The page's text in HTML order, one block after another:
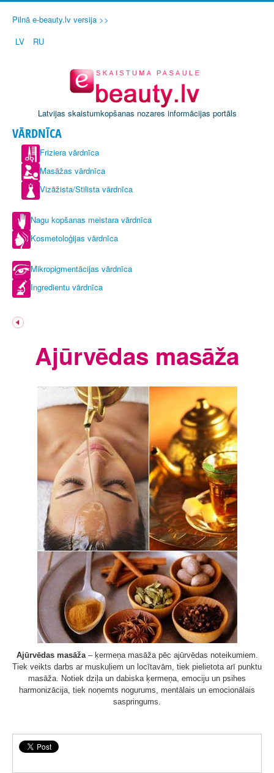
Pilnā e-beauty.lv versija >>
LV
RU
Latvijas skaistumkopšanas nozares informācijas portāls
VĀRDNĪCA
Friziera vārdnīca
Masāžas vārdnīca
Vizāžista/Stilista vārdnīca
Nagu kopšanas meistara vārdnīca
Kosmetoloģijas vārdnīca
Mikropigmentācijas vārdnīca
Ingredientu vārdnīca
Ajūrvēdas masāža
Ajūrvēdas masāža – ķermeņa masāža pēc ajūrvēdas noteikumiem.
Tiek veikts darbs ar muskuļiem un locītavām, tiek pielietota arī punktu
masāža. Notiek dziļa un dabiska ķermeņa, emociju un psihes
harmonizācija, tiek noņemts nogurums, mentālais un emocionālais
saspringums.